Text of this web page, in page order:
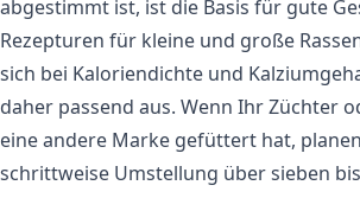
abgestimmt ist, ist die Basis für gute
Rezepturen für kleine und große
sich bei Kaloriendichte und
daher passend aus. Wenn Ihr Züchter
eine andere Marke gefüttert hat,
schrittweise Umstellung über sieben